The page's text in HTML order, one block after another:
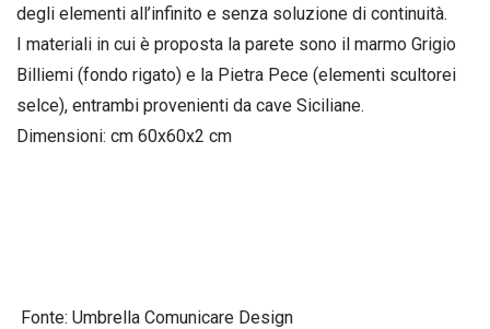
degli elementi all’infinito e senza soluzione di continuità.
I materiali in cui è proposta la parete sono il marmo Grigio
Billiemi (fondo rigato) e la Pietra Pece (elementi scultorei
selce), entrambi provenienti da cave Siciliane.
Dimensioni: cm 60x60x2 cm
Fonte: Umbrella Comunicare Design